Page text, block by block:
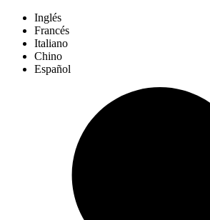
Inglés
Francés
Italiano
Chino
Español